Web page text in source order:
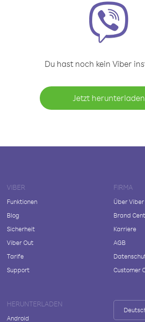
Du hast noch kein Viber
Jetzt herunterladen
VIBER
Funktionen
Blog
Sicherheit
Viber Out
Tarife
Support
FIRMA
Über Viber
Brand
Karriere
AGB
Customer
HERUNTERLADEN
Android